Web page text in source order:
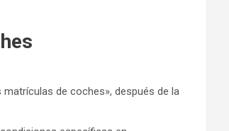
de coches», después de la